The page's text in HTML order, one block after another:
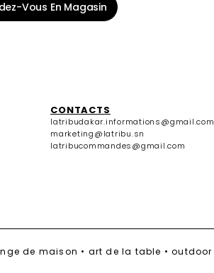
Vous En Magasin
CONTACTS
latribudakar.informations@gmail.com
marketing@latribu.sn
latribucommandes@gmail.com
de maison • art de la table • outdoor